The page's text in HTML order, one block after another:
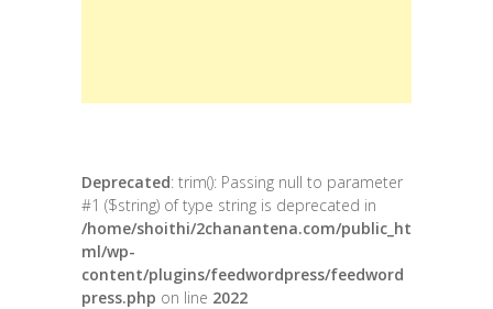
Deprecated: trim(): Passing null to parameter
#1 ($string) of type string is deprecated in
/home/shoithi/2chanantena.com/public_ht
ml/wp-
content/plugins/feedwordpress/feedword
press.php on line 2022